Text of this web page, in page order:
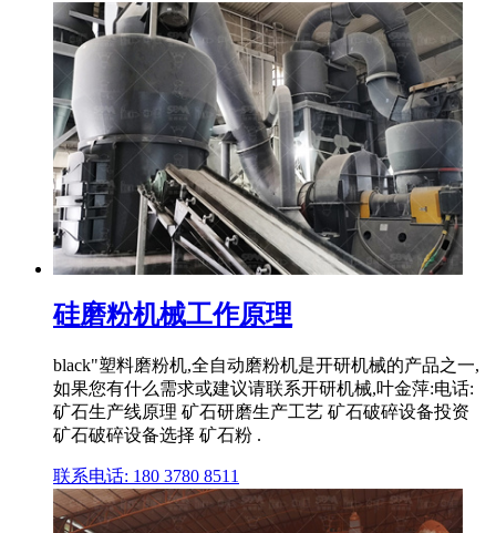
硅磨粉机械工作原理
black"塑料磨粉机,全自动磨粉机是开研机械的产品之一,
如果您有什么需求或建议请联系开研机械,叶金萍:电话:
矿石生产线原理 矿石研磨生产工艺 矿石破碎设备投资
矿石破碎设备选择 矿石粉 .
联系电话: 180 3780 8511